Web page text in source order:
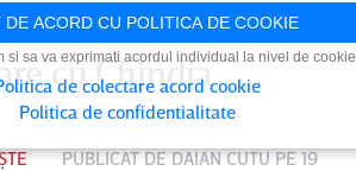
de la
cu Chindia
PUBLICAT DEDAIAN CUTUPE 19
DE ACORD CU POLITICA DE COOKIE
si sa va exprimati acordul individual la nivel de
de colectare acord cookie
Politica de confidentialitate